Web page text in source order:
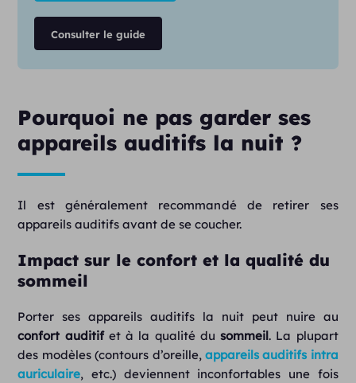
Consulter le guide
Pourquoi ne pas garder ses
appareils auditifs la nuit ?
Il est généralement recommandé de retirer ses
appareils auditifs avant de se coucher.
Impact sur le confort et la qualité du
sommeil
Porter ses appareils auditifs la nuit peut nuire au
confort auditifet à la qualité dusommeil. La plupart
des modèles (contours d’oreille, appareils auditifs intra
auriculaire, etc.) deviennent inconfortables une fois